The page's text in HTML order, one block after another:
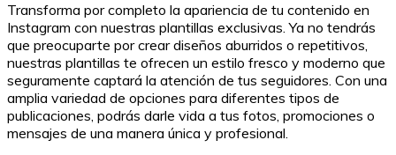
Transforma por completo la apariencia de tu contenido en
Instagram con nuestras plantillas exclusivas. Ya no tendrás
que preocuparte por crear diseños aburridos o repetitivos,
nuestras plantillas te ofrecen un estilo fresco y moderno que
seguramente captará la atención de tus seguidores. Con una
amplia variedad de opciones para diferentes tipos de
publicaciones, podrás darle vida a tus fotos, promociones o
mensajes de una manera única y profesional.